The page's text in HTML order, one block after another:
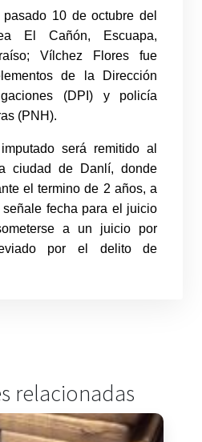
10 de octubre del
El Cañón, Escuapa,
Vílchez Flores fue
de la Dirección
(DPI) y policía
(PNH).
será remitido al
ciudad de Danlí, donde
el termino de 2 años, a
fecha para el juicio
a un juicio por
por el delito de
relacionadas